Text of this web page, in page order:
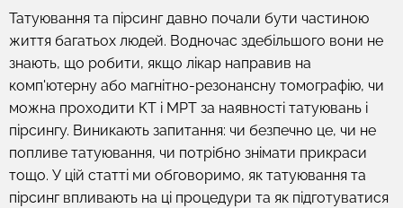
Татуювання та пірсинг давно почали бути частиною
життя багатьох людей. Водночас здебільшого вони не
знають, що робити, якщо лікар направив на
комп'ютерну або магнітно-резонансну томографію, чи
можна проходити КТ і МРТ за наявності татуювань і
пірсингу. Виникають запитання: чи безпечно це, чи не
попливе татуювання, чи потрібно знімати прикраси
тощо. У цій статті ми обговоримо, як татуювання та
пірсинг впливають на ці процедури та як підготуватися